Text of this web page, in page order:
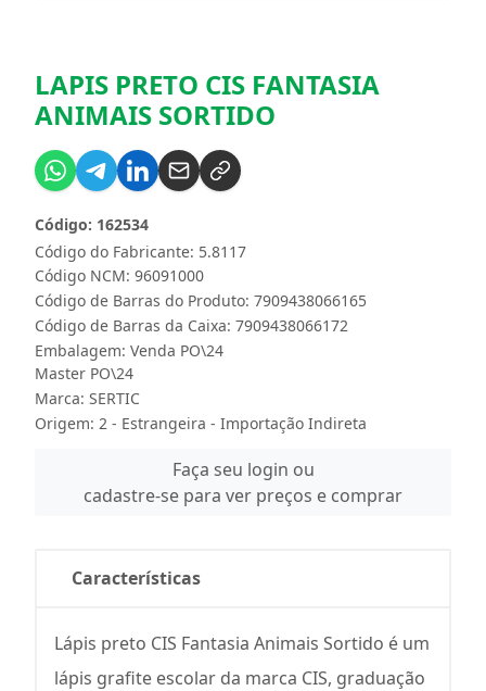
LAPIS PRETO CIS FANTASIA
ANIMAIS SORTIDO
Código do Fabricante: 5.8117
Código: 162534
Código NCM: 96091000
Código de Barras do Produto: 7909438066165
Código de Barras da Caixa: 7909438066172
Embalagem: Venda PO\24
Master PO\24
Marca: SERTIC
Origem: 2 - Estrangeira - Importação Indireta
Faça seu login ou
cadastre-se para ver preços e comprar
Características
Lápis preto CIS Fantasia Animais Sortido é um
lápis grafite escolar da marca CIS, graduação